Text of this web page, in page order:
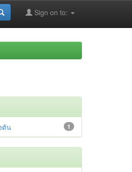
Sign on to:
1
ตัน